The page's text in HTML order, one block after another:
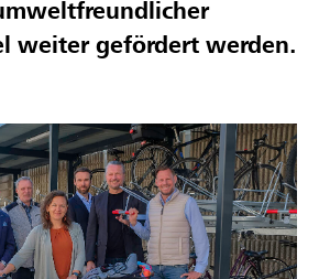
weiter gefördert werden.